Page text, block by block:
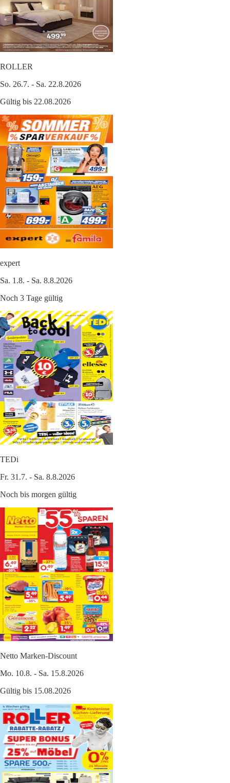
ROLLER
So. 26.7. - Sa. 22.8.2026
Gültig bis 22.08.2026
expert
Sa. 1.8. - Sa. 8.8.2026
Noch 3 Tage gültig
TEDi
Fr. 31.7. - Sa. 8.8.2026
Noch bis morgen gültig
Netto Marken-Discount
Mo. 10.8. - Sa. 15.8.2026
Gültig bis 15.08.2026